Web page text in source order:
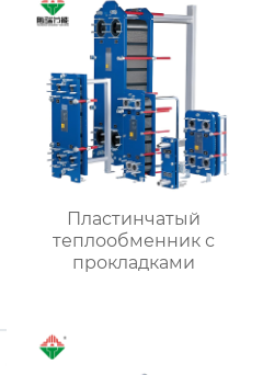
Пластинчатый
теплообменник с
прокладками